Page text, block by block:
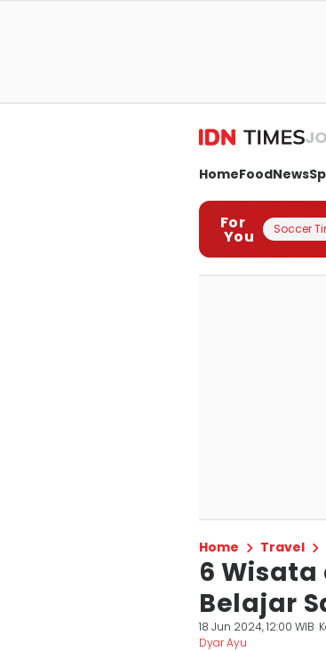
HomeFoodNews
For
You Soccer
Home Travel
6
Belajar
18 Jun 2024, 12:00 WIB
Dyar Ayu